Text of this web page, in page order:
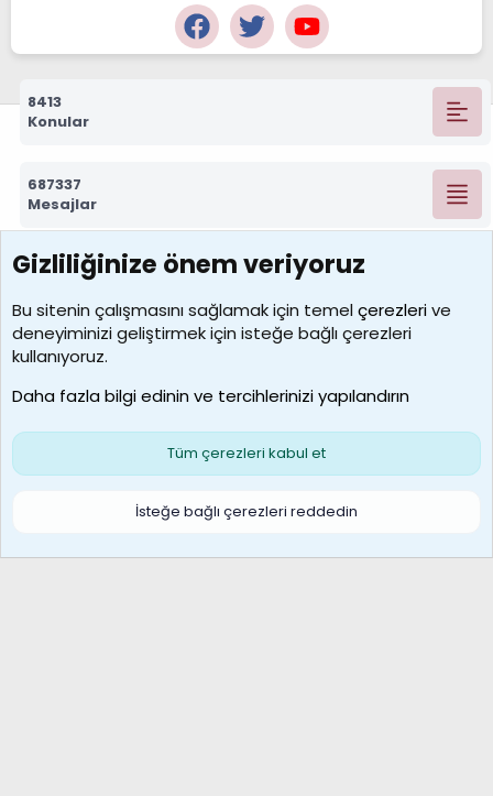
8413
Konular
687337
Mesajlar
7390
Kullanıcılar
MosesBrownHayranı
Son üye
Çerezler
S
Gizliliğinize önem veriyoruz
Bu sitenin çalışmasını sağlamak için temelçerezlerive
deneyiminizi geliştirmek için isteğe bağlı çerezleri
kullanıyoruz.
Daha fazla bilgi edinin ve tercihlerinizi yapılandırın
Tüm çerezleri kabul et
İsteğe bağlı çerezleri reddedin